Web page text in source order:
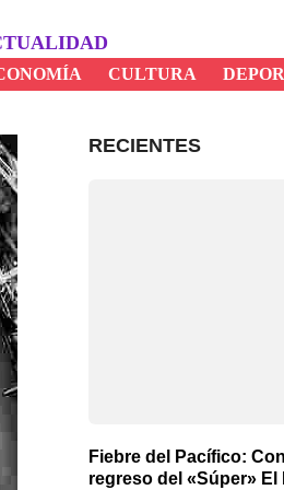
CULTURA
RECIENTES
Fiebre del Pacífico:
regreso del «Súper» El